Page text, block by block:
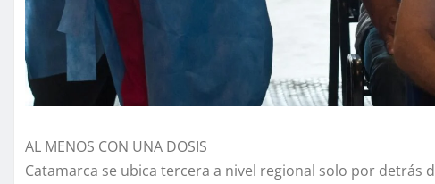
AL MENOS CON UNA DOSIS
Catamarca se ubica tercera a nivel regional solo por detrás